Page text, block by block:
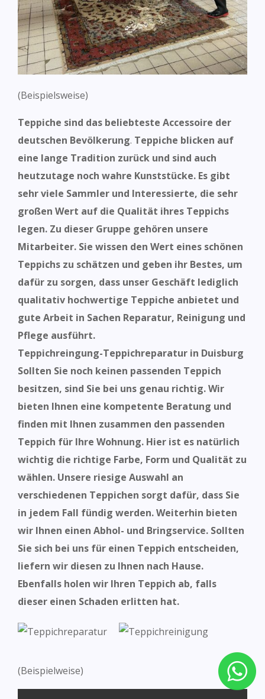
(Beispielsweise)
Teppiche sind das beliebteste Accessoire der
deutschen Bevölkerung. Teppiche blicken auf
eine lange Tradition zurück und sind auch
heutzutage noch wahre Kunststücke. Es gibt
sehr viele Sammler und Interessierte, die sehr
großen Wert auf die Qualität ihres Teppichs
legen. Zu dieser Gruppe gehören unsere
Mitarbeiter. Sie wissen den Wert eines schönen
Teppichs zu schätzen und geben ihr Bestes, um
dafür zu sorgen, dass unser Geschäft lediglich
qualitativ hochwertige Teppiche anbietet und
gute Arbeit in Sachen Reparatur, Reinigung und
Pflege ausführt.
Teppichreingung-Teppichreparatur in Duisburg
Sollten Sie noch keinen passenden Teppich
besitzen, sind Sie bei uns genau richtig. Wir
bieten Ihnen eine kompetente Beratung und
finden mit Ihnen zusammen den passenden
Teppich für Ihre Wohnung. Hier ist es natürlich
wichtig die richtige Farbe, Form und Qualität zu
wählen. Unsere riesige Auswahl an
verschiedenen Teppichen sorgt dafür, dass Sie
in jedem Fall fündig werden. Weiterhin bieten
wir Ihnen einen Abhol- und Bringservice. Sollten
Sie sich bei uns für einen Teppich entscheiden,
liefern wir diesen zu Ihnen nach Hause.
Ebenfalls holen wir Ihren Teppich ab, falls
dieser einen Schaden erlitten hat.
(Beispielweise)